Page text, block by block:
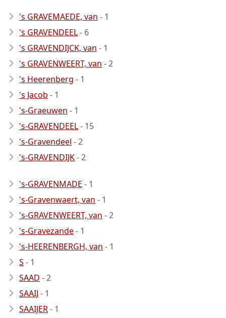
's GRAVEMAEDE, van - 1
's GRAVENDEEL- 6
's GRAVENDIJCK, van - 1
's GRAVENWEERT, van - 2
's Heerenberg - 1
's Jacob - 1
's-Graeuwen - 1
's-GRAVENDEEL- 15
's-Gravendeel - 2
's-GRAVENDIJK- 2
's-GRAVENMADE - 1
's-Gravenwaert, van - 1
's-GRAVENWEERT, van - 2
's-Gravezande- 1
's-HEERENBERGH, van - 1
S - 1
SAAD - 2
SAAIJ - 1
SAAIJER- 1